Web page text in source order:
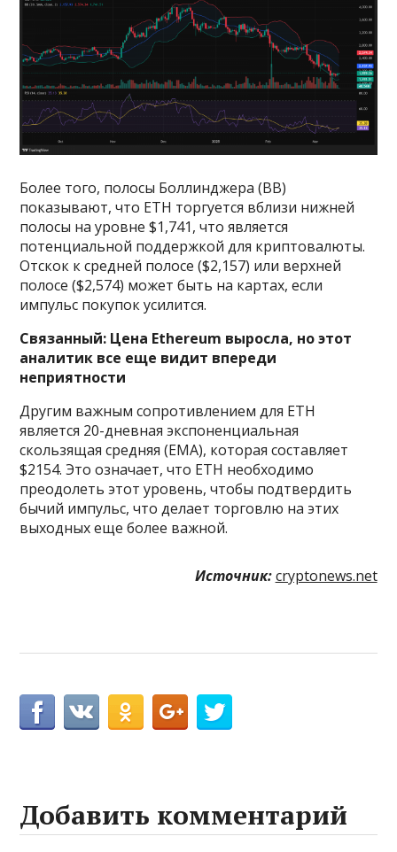
Более того, полосы Боллинджера (BB)
показывают, что ETH торгуется вблизи нижней
полосы на уровне $1,741, что является
потенциальной поддержкой для криптовалюты.
Отскок к средней полосе ($2,157) или верхней
полосе ($2,574) может быть на картах, если
импульс покупок усилится.
Связанный: Цена Ethereum выросла, но этот
аналитик все еще видит впереди
неприятности
Другим важным сопротивлением для ETH
является 20-дневная экспоненциальная
скользящая средняя (EMA), которая составляет
$2154. Это означает, что ETH необходимо
преодолеть этот уровень, чтобы подтвердить
бычий импульс, что делает торговлю на этих
выходных еще более важной.
Источник: cryptonews.net
Добавить комментарий